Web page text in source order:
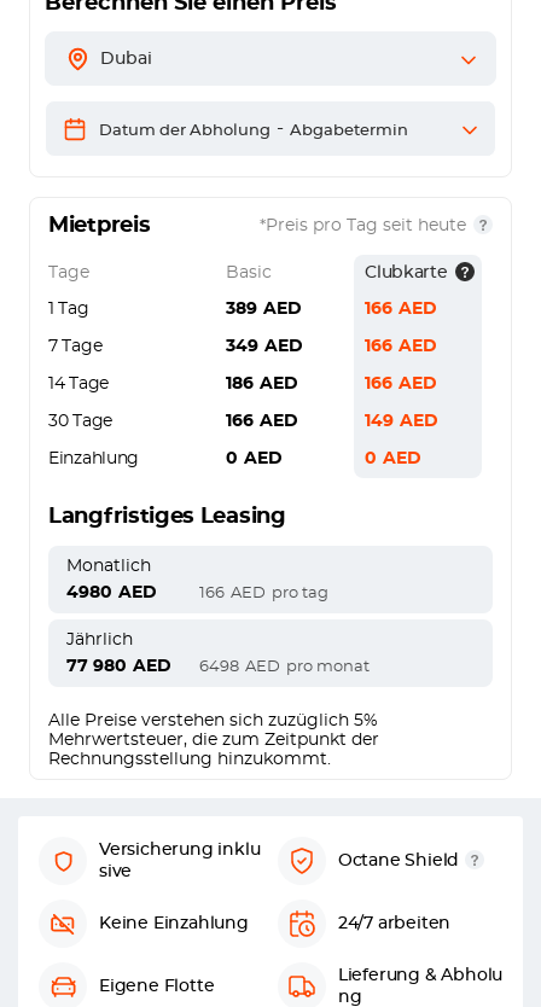
Dubai
Datum der Abholung - Abgabetermin
Mietpreis *Preis pro Tag seit heute
Tage Basic Clubkarte
1 Tag 389 AED 166 AED
7 Tage 349 AED 166 AED
14 Tage 186 AED 166 AED
30 Tage 166 AED 149 AED
Einzahlung 0 AED 0 AED
Langfristiges Leasing
Monatlich
4980 AED 166 AED pro tag
Jährlich
77 980 AED 6498 AED pro monat
Alle Preise verstehen sich zuzüglich 5%
Mehrwertsteuer, die zum Zeitpunkt der
Rechnungsstellung hinzukommt.
Versicherung inklu
sive
Octane Shield
Keine Einzahlung 24/7 arbeiten
Eigene Flotte
Lieferung & Abholu
ng